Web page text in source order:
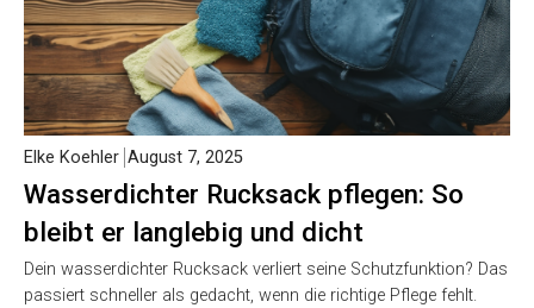
Wasserdichter Rucksack pflegen: So
bleibt er langlebig und dicht
Elke Koehler August 7, 2025
Dein wasserdichter Rucksack verliert seine Schutzfunktion? Das
passiert schneller als gedacht, wenn die richtige Pflege fehlt.